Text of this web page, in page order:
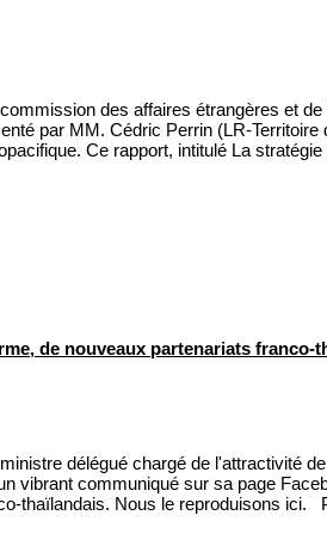
des affaires étrangères et
par MM. Cédric Perrin (LR-
Ce rapport, intitulé La
de nouveaux partenariats franco-
délégué chargé de l'attractivité
vibrant communiqué sur sa page
thaïlandais. Nous le reproduisons ici.